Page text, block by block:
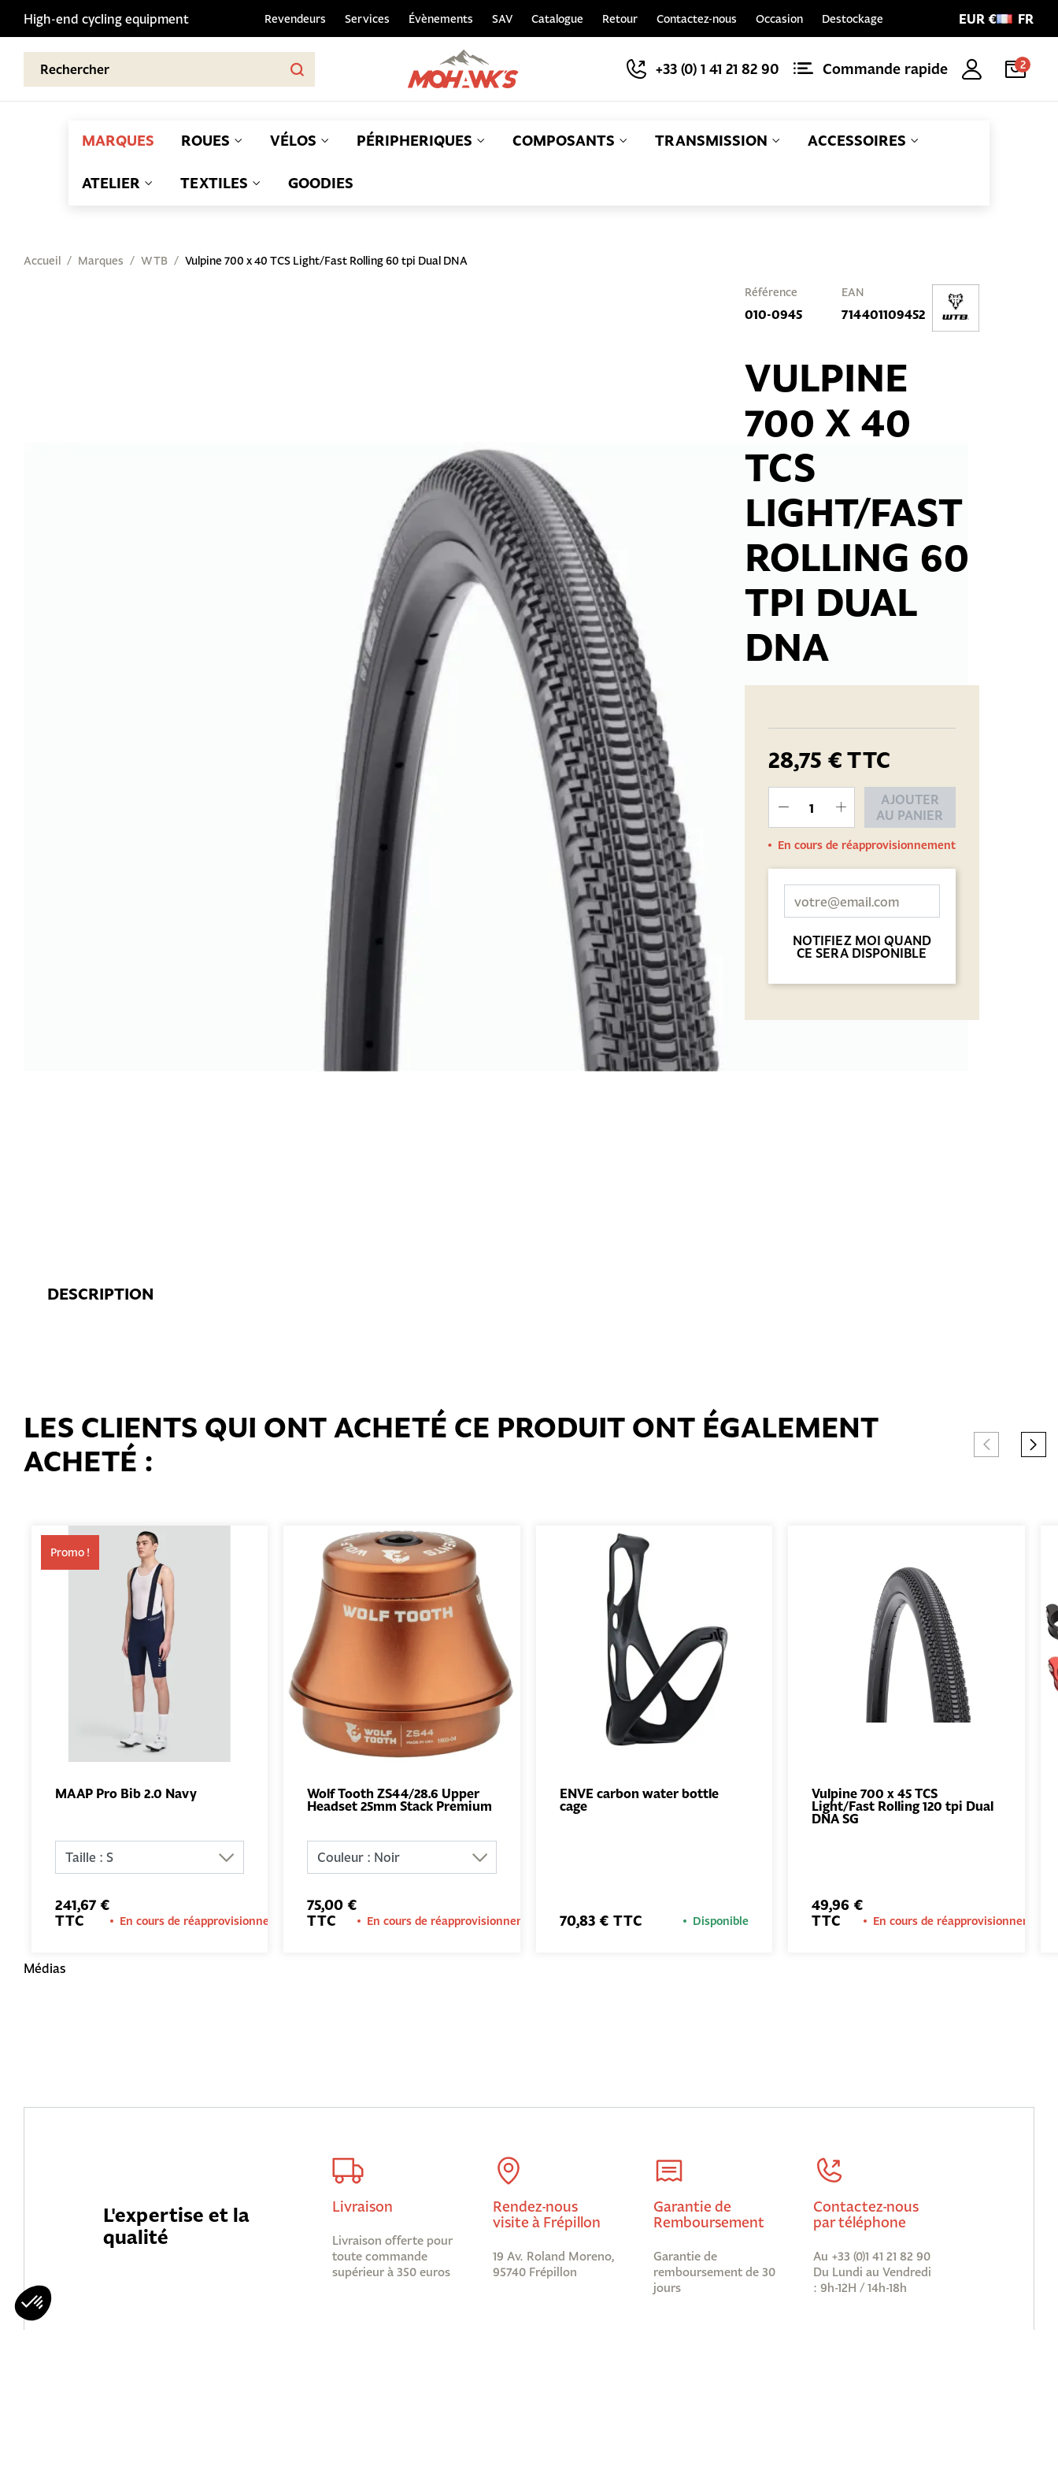
High-end cycling equipment Revendeurs Services Évènements SAV Catalogue Retour Contactez-nous Occasion Destockage EUR € FR
+33 (0) 1 41 21 82 90 Commande rapide 2
MARQUES ROUES VÉLOS PÉRIPHERIQUES COMPOSANTS TRANSMISSION ACCESSOIRES
ATELIER TEXTILES GOODIES
Accueil Marques WTB Vulpine 700 x 40 TCS Light/Fast Rolling 60 tpi Dual DNA
DESCRIPTION
Référence
010-0945
EAN
714401109452
VULPINE
700 X 40
TCS
LIGHT/FAST
ROLLING 60
TPI DUAL
DNA
28,75 €TTC
AJOUTER
AU PANIER
En cours de réapprovisionnement
NOTIFIEZ MOI QUAND
CE SERA DISPONIBLE
LES CLIENTS QUI ONT ACHETÉ CE PRODUIT ONT ÉGALEMENT
ACHETÉ :
MAAP Pro Bib 2.0 Navy
241,67 €
TTC
En cours de réapprovisionnement
Promo !
AJOUTER
Wolf Tooth ZS44/28.6 Upper
Headset 25mm Stack Premium
75,00 €
TTC
En cours de réapprovisionnement
ENVE carbon water bottle
cage
70,83 € TTC Disponible
AJOUTER
Vulpine 700 x 45 TCS
Light/Fast Rolling 120 tpi Dual
DNA SG
49,96 €
TTC
En cours de réapprovisionnement
Médias
L'expertise et la
qualité
Livraison
Livraison offerte pour
toute commande
supérieur à 350 euros
Rendez-nous
visite à Frépillon
19 Av. Roland Moreno,
95740 Frépillon
Garantie de
Remboursement
Garantie de
remboursement de 30
jours
Contactez-nous
par téléphone
Au +33 (0)1 41 21 82 90
Du Lundi au Vendredi
: 9h-12H / 14h-18h